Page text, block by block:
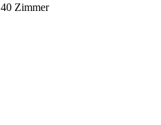
40 Zimmer